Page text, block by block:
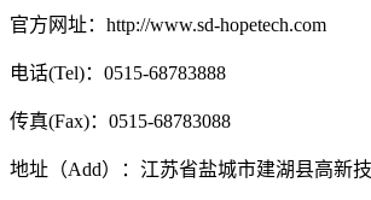
官方网址：http://www.sd-hopetech.com
电话(Tel)：0515-68783888
传真(Fax)：0515-68783088
地址（Add）：江苏省盐城市建湖县高新